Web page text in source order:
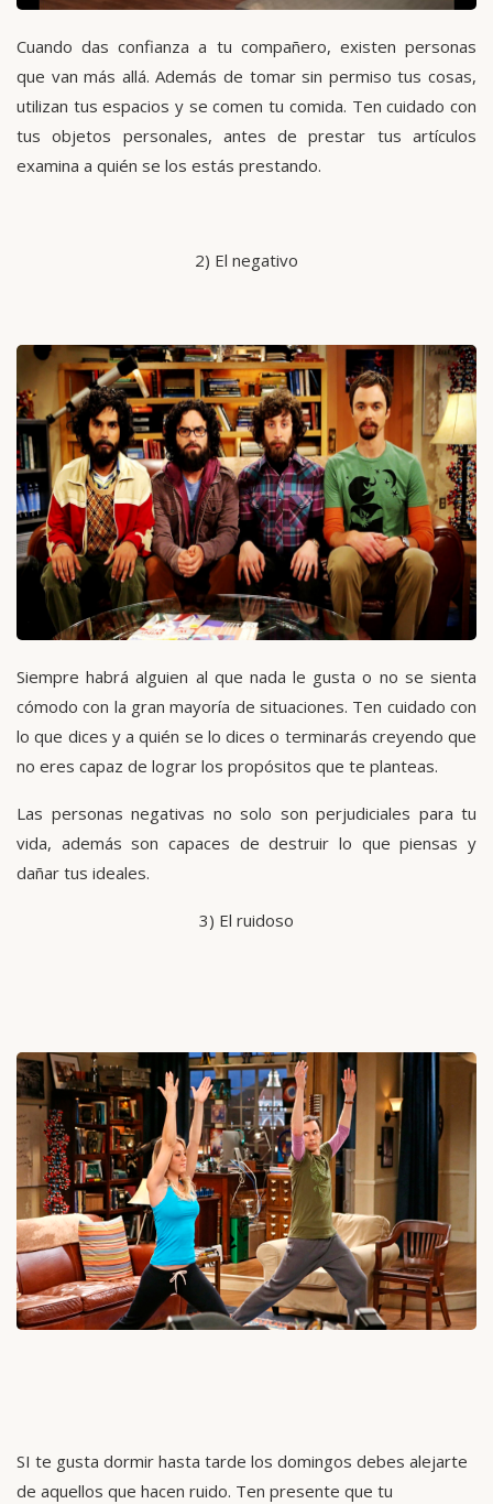
Cuando das confianza a tu compañero, existen personas
que van más allá. Además de tomar sin permiso tus cosas,
utilizan tus espacios y se comen tu comida. Ten cuidado con
tus objetos personales, antes de prestar tus artículos
examina a quién se los estás prestando.
2) El negativo
Siempre habrá alguien al que nada le gusta o no se sienta
cómodo con la gran mayoría de situaciones. Ten cuidado con
lo que dices y a quién se lo dices o terminarás creyendo que
no eres capaz de lograr los propósitos que te planteas.
Las personas negativas no solo son perjudiciales para tu
vida, además son capaces de destruir lo que piensas y
dañar tus ideales.
3) El ruidoso
SI te gusta dormir hasta tarde los domingos debes alejarte
de aquellos que hacen ruido. Ten presente que tu